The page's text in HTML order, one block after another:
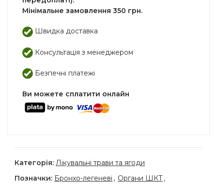
Мінімальне замовлення 350 грн.
Швидка доставка
Консультація з менеджером
Безпечні платежі
Ви можете сплатити онлайн
Категорія: Лікувальні трави та ягоди
Позначки: Бронхо-легеневі , Органи ШКТ,